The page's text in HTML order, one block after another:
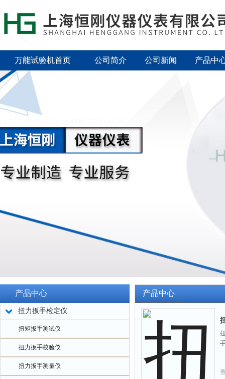
万能试验机首页 公司简介 公司新闻 产品中
产品中心
扭力扳手检定仪
扭矩扳手测试仪
扭力扳手校验仪
扭力扳手测量仪
产品中心